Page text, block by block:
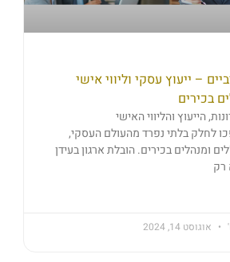
– ייעוץ עסקי וליווי אישי
בכירים
הייעוץ והליווי האישי
לחלק בלתי נפרד מהעולם העסקי,
ומנהלים בכירים. הובלת ארגון בעידן
רק
אוגוסט 14, 2024